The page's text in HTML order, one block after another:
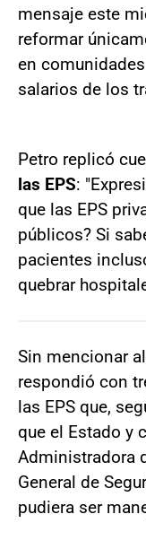
mensaje este
reformar
en
salarios de los
Petro replicó
las EPS:
que las EPS
públicos? Si
pacientes
quebrar
Sin mencionar
respondió con
las EPS que,
que el Estado y
Administradora
General de
pudiera ser